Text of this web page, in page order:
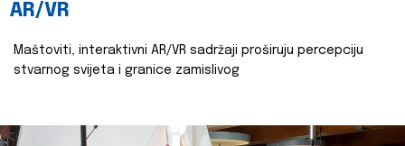
AR/VR
Maštoviti, interaktivni AR/VR sadržaji proširuju percepciju
stvarnog svijeta i granice zamislivog